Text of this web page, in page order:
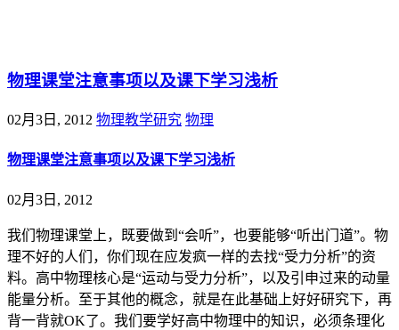
物理课堂注意事项以及课下学习浅析
02月3日, 2012 物理教学研究 物理
物理课堂注意事项以及课下学习浅析
02月3日, 2012
我们物理课堂上，既要做到“会听”，也要能够“听出门道”。物
理不好的人们，你们现在应发疯一样的去找“受力分析”的资
料。高中物理核心是“运动与受力分析”，以及引申过来的动量
能量分析。至于其他的概念，就是在此基础上好好研究下，再
背一背就OK了。我们要学好高中物理中的知识，必须条理化